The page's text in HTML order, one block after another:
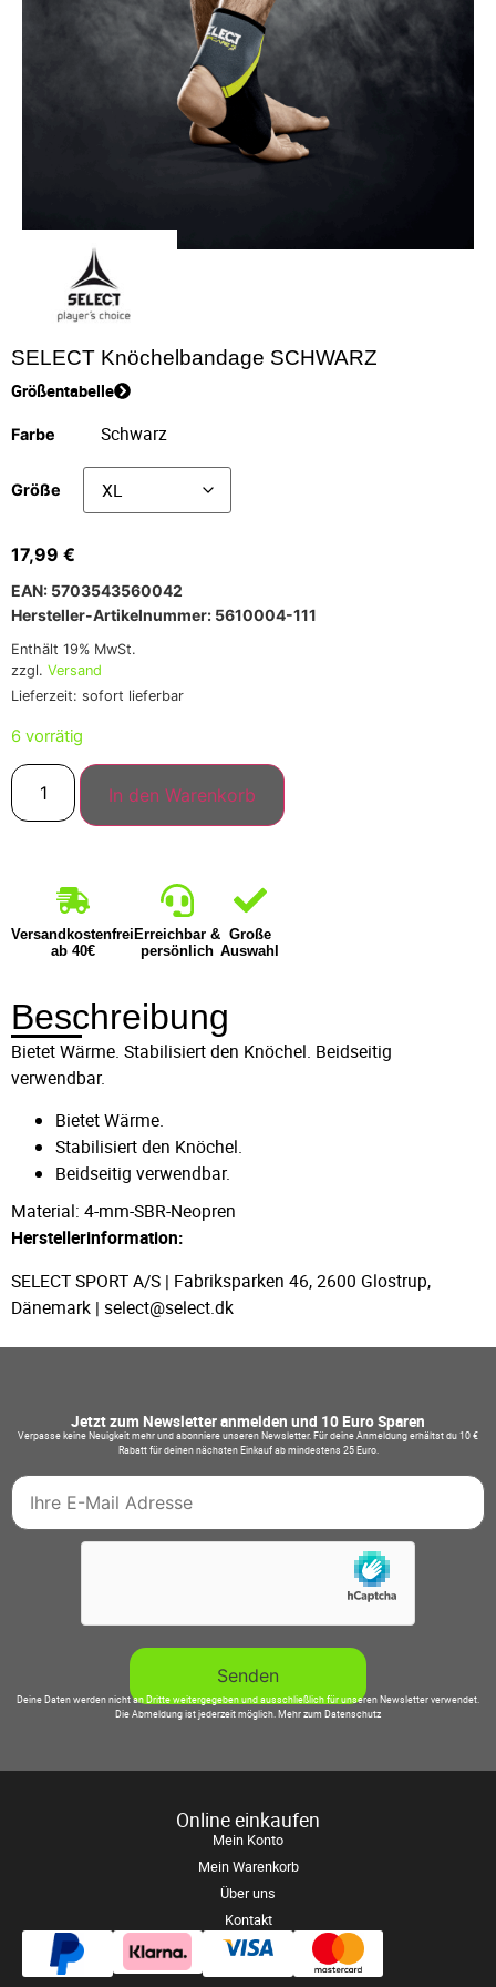
SELECT Knöchelbandage SCHWARZ
Größentabelle
Farbe
Größe
17,99 €
EAN: 5703543560042
Hersteller-Artikelnummer: 5610004-111
Enthält 19% MwSt.
zzgl. Versand
Lieferzeit: sofort lieferbar
6 vorrätig
In den Warenkorb
Versandkostenfrei
ab 40€
Erreichbar &
persönlich
Große
Auswahl
Beschreibung
Bietet Wärme. Stabilisiert den Knöchel. Beidseitig
verwendbar.
Bietet Wärme.
Stabilisiert den Knöchel.
Beidseitig verwendbar.
Material: 4-mm-SBR-Neopren
Herstellerinformation:
SELECT SPORT A/S | Fabriksparken 46, 2600 Glostrup,
Dänemark | select@select.dk
Jetzt zum Newsletter anmelden und 10 Euro Sparen
Verpasse keine Neuigkeit mehr und abonniere unseren Newsletter. Für deine Anmeldung erhältst du 10 €
Rabatt für deinen nächsten Einkauf ab mindestens 25 Euro.
Deine Daten werden nicht an Dritte weitergegeben und ausschließlich für unseren Newsletter verwendet.
Die Abmeldung ist jederzeit möglich.Mehr zum Datenschutz
Online einkaufen
Mein Konto
Mein Warenkorb
Über uns
Kontakt